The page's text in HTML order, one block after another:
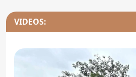
VIDEOS: